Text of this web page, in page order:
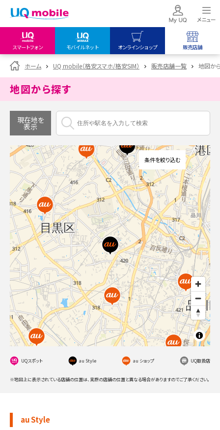
スマートフォン モバイルネット オンラインショップ 販売店舗
my UQ WiMAX
UQ WiMAX ご契約の方
My UQ mobile
UQ mobile
UQ mobile
オンラインショップ
UQ WiMAX
UQ mobile
販売店舗
UQ WiMAX
ホーム UQ mobile（格安スマホ/格安SIM） 販売店舗一覧 地図か
地図から探す
現在地を
表示
条件を絞り込む
UQスポット au Style au ショップ UQ取扱店
※地図上に表示されている店舗の位置は、実際の店舗の位置と異なる場合がありますのでご了承ください。
au Style